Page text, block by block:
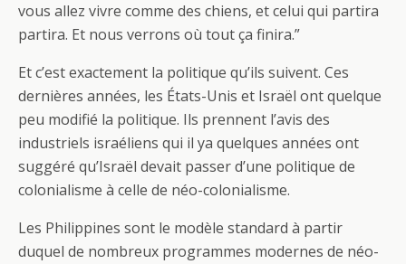
vous allez vivre comme des chiens, et celui qui partira
partira. Et nous verrons où tout ça finira.”
Et c’est exactement la politique qu’ils suivent. Ces
dernières années, les États-Unis et Israël ont quelque
peu modifié la politique. Ils prennent l’avis des
industriels israéliens qui il ya quelques années ont
suggéré qu’Israël devait passer d’une politique de
colonialisme à celle de néo-colonialisme.
Les Philippines sont le modèle standard à partir
duquel de nombreux programmes modernes de néo-